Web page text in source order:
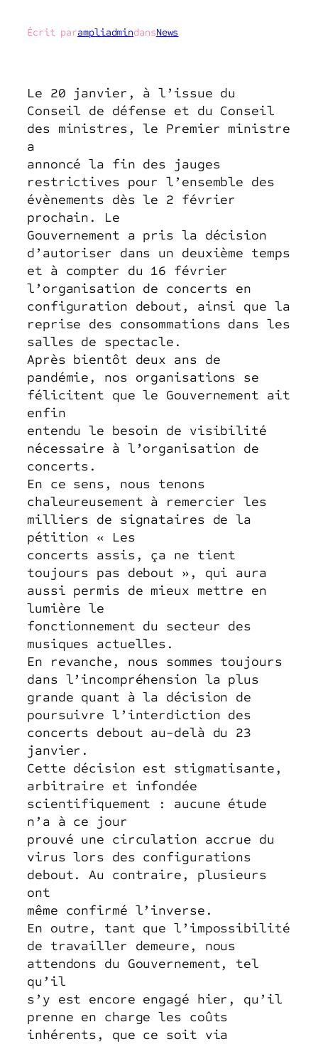
Écrit parampliadmindansNews
Le 20 janvier, à l’issue du
Conseil de défense et du Conseil
des ministres, le Premier ministre
a
annoncé la fin des jauges
restrictives pour l’ensemble des
évènements dès le 2 février
prochain. Le
Gouvernement a pris la décision
d’autoriser dans un deuxième temps
et à compter du 16 février
l’organisation de concerts en
configuration debout, ainsi que la
reprise des consommations dans les
salles de spectacle.
Après bientôt deux ans de
pandémie, nos organisations se
félicitent que le Gouvernement ait
enfin
entendu le besoin de visibilité
nécessaire à l’organisation de
concerts.
En ce sens, nous tenons
chaleureusement à remercier les
milliers de signataires de la
pétition « Les
concerts assis, ça ne tient
toujours pas debout », qui aura
aussi permis de mieux mettre en
lumière le
fonctionnement du secteur des
musiques actuelles.
En revanche, nous sommes toujours
dans l’incompréhension la plus
grande quant à la décision de
poursuivre l’interdiction des
concerts debout au-delà du 23
janvier.
Cette décision est stigmatisante,
arbitraire et infondée
scientifiquement : aucune étude
n’a à ce jour
prouvé une circulation accrue du
virus lors des configurations
debout. Au contraire, plusieurs
ont
même confirmé l’inverse.
En outre, tant que l’impossibilité
de travailler demeure, nous
attendons du Gouvernement, tel
qu’il
s’y est encore engagé hier, qu’il
prenne en charge les coûts
inhérents, que ce soit via